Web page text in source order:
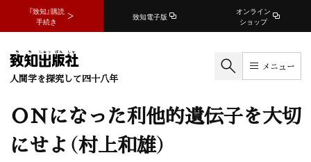
『致知』購読
手続き
致知電子版
オンライン
ショップ
人間学を探究して四十八年
メニュー
ＯＮになった利他的遺伝子を大切
にせよ（村上和雄）